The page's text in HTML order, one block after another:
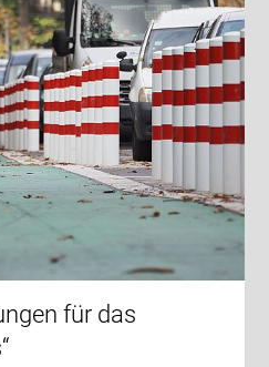
für das